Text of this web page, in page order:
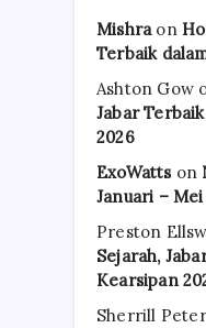
Mishraon
Terbaik
Ashton Gow
Jabar
2026
ExoWattson
Januari – Mei
Preston
Sejarah,
Kearsipan
Sherrill